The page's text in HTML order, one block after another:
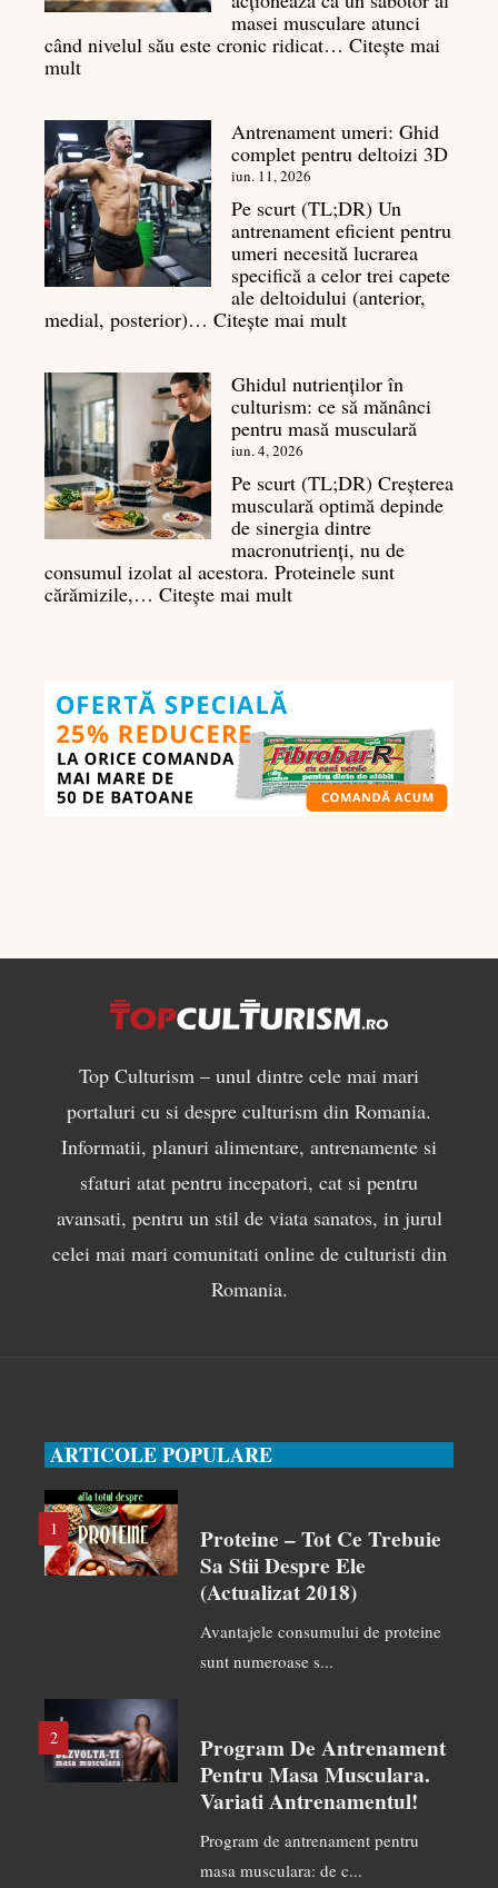
masei musculare atunci
când nivelul său este cronic ridicat… Citește mai
mult:
culturism:
Inamicul
tăcut
al
masei
musculare
Antrenament umeri: Ghid
complet pentru deltoizi 3D
iun. 11, 2026
Pe scurt (TL;DR) Un
antrenament eficient pentru
umeri necesită lucrarea
specifică a celor trei capete
ale deltoidului (anterior,
medial, posterior)… Citește mai mult:
Ghid
complet
pentru
3D
Ghidul nutrienților în
culturism: ce să mănânci
pentru masă musculară
iun. 4, 2026
Pe scurt (TL;DR) Creșterea
musculară optimă depinde
de sinergia dintre
macronutrienți, nu de
consumul izolat al acestora. Proteinele sunt
cărămizile,… Citește mai mult:
mănânci
pentru
masă
musculară
Top Culturism – unul dintre cele mai mari
portaluri cu si despre culturism din Romania.
Informatii, planuri alimentare, antrenamente si
sfaturi atat pentru incepatori, cat si pentru
avansati, pentru un stil de viata sanatos, in jurul
celei mai mari comunitati online de culturisti din
Romania.
ARTICOLE POPULARE
1
Proteine – Tot Ce Trebuie
Sa Stii Despre Ele
(actualizat 2018)
Avantajele consumului de proteine
sunt numeroase s...
2
Program De Antrenament
Pentru Masa Musculara.
Variati Antrenamentul!
Program de antrenament pentru
masa musculara: de c...